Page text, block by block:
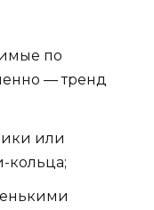
по
— тренд
или
кольца;